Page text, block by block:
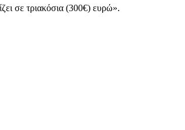
σε τριακόσια (300€) ευρώ».